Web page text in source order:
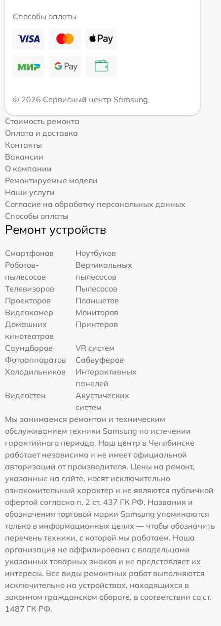
Способы оплаты
© 2026 Сервисный центр Samsung
Стоимость ремонта
Оплата и доставка
Контакты
Вакансии
О компании
Ремонтируемые модели
Наши услуги
Согласие на обработку персональных данных
Способы оплаты
Ремонт устройств
Смартфонов
Ноутбуков
Роботов-
пылесосов
Вертикальных
пылесосов
Телевизоров
Пылесосов
Проекторов
Планшетов
Видеокамер
Мониторов
Домашних
кинотеатров
Принтеров
Саундбаров
VR систем
Фотоаппаратов
Сабвуферов
Холодильников
Интерактивных
панелей
Видеостен
Акустических
систем
Мы занимаемся ремонтом и техническим
обслуживанием техники Samsung по истечении
гарантийного периода. Наш центр в Челябинске
работает независимо и не имеет официальной
авторизации от производителя. Цены на ремонт,
указанные на сайте, носят исключительно
ознакомительный характер и не являются публичной
офертой согласно п. 2 ст. 437 ГК РФ. Названия и
обозначения торговой марки Samsung упоминаются
только в информационных целях — чтобы обозначить
перечень техники, с которой мы работаем. Наша
организация не аффилирована с владельцами
указанных товарных знаков и не представляет их
интересы. Все виды ремонтных работ выполняются
исключительно на устройствах, находящихся в
законном гражданском обороте, в соответствии со ст.
1487 ГК РФ.